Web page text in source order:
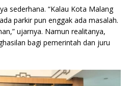
sederhana. “Kalau Kota Malang
parkir pun enggak ada masalah.
ujarnya. Namun realitanya,
bagi pemerintah dan juru